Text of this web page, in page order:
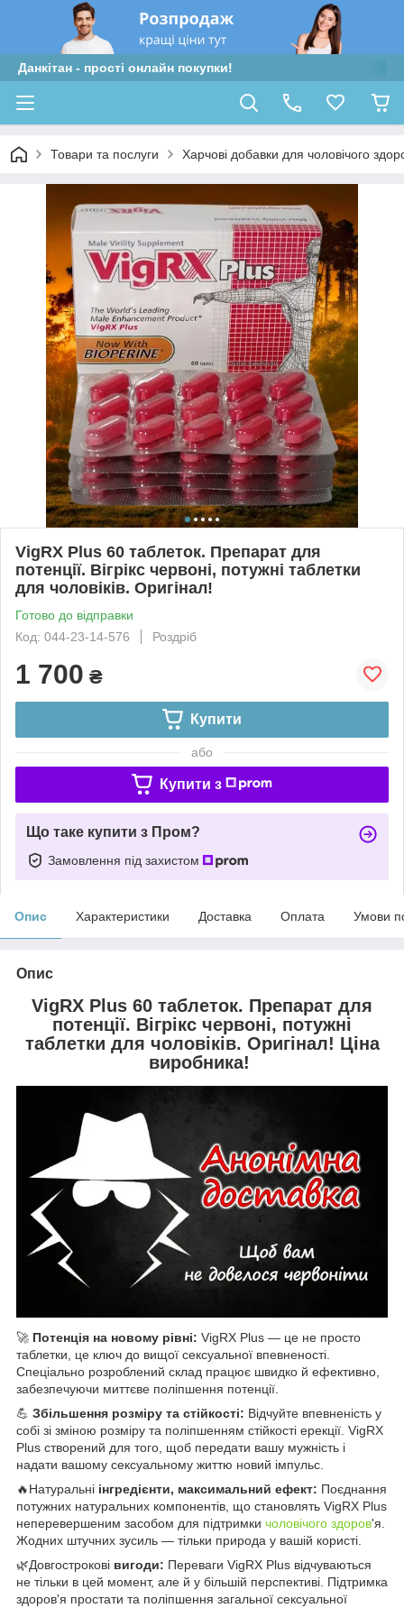
Данкітан - прості онлайн покупки!
Товари та послуги Харчові добавки для чоловічого
VigRX Plus 60 таблеток. Препарат для
пoтенції. Вігрікс червоні, потужні таблетки
для чоловіків. Оригінал!
Готово до відправки
Код: 044-23-14-576
Роздріб
1 700 ₴
Купити
або
Купити з
Що таке купити з Пром?
Замовлення під захистом
Опис Характеристики Доставка Оплата Умови
Опис
VigRX Plus 60 таблеток. Препарат для
пoтенції. Вігрікс червоні, потужні
таблетки для чоловіків. Оригінал! Ціна
виробника!
🚀 Потенція на новому рівні: VigRX Plus — це не просто
таблетки, це ключ до вищої сексуальної впевненості.
Спеціально розроблений склад працює швидко й ефективно,
забезпечуючи миттєве поліпшення потенції.
💪 Збільшення розміру та стійкості: Відчуйте впевненість у
собі зі зміною розміру та поліпшенням стійкості ерекції. VigRX
Plus створений для того, щоб передати вашу мужність і
надати вашому сексуальному життю новий імпульс.
🔥Натуральні інгредієнти, максимальний ефект: Поєднання
потужних натуральних компонентів, що становлять VigRX Plus
неперевершеним засобом для підтримки чоловічого здоров'я.
Жодних штучних зусиль — тільки природа у вашій користі.
🌿Довгострокові вигоди: Переваги VigRX Plus відчуваються
не тільки в цей момент, але й у більшій перспективі. Підтримка
здоров'я простати та поліпшення загальної сексуальної